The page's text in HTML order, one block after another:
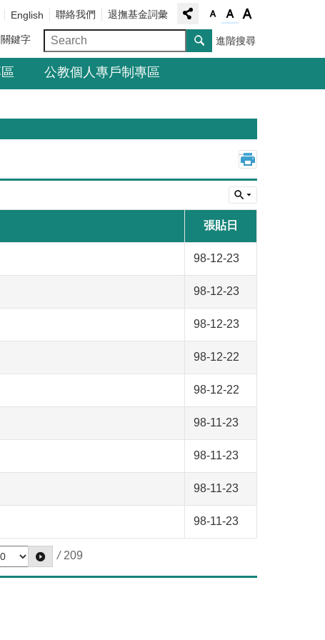
English 聯絡我們 退撫基金詞彙
鍵字 進階搜尋
公教個人專戶制專區
_
張貼日
98-12-23
98-12-23
98-12-23
98-12-22
98-12-22
98-11-23
98-11-23
98-11-23
98-11-23
/ 209